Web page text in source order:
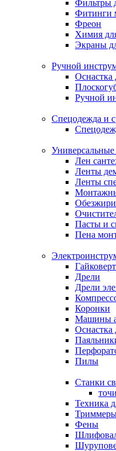
Фильтры
Фитинги
Фреон
Химия
Экраны
Ручной
Оснастка
Ручной
Спецодежда и
Лен
Ленты
Ленты
Пасты и
Пена
Дрели
Дрели
Коронки
Машины
Оснастка
Пилы
Станки
Техника
Фены